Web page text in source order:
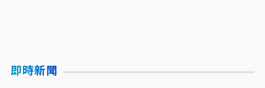
即時新聞